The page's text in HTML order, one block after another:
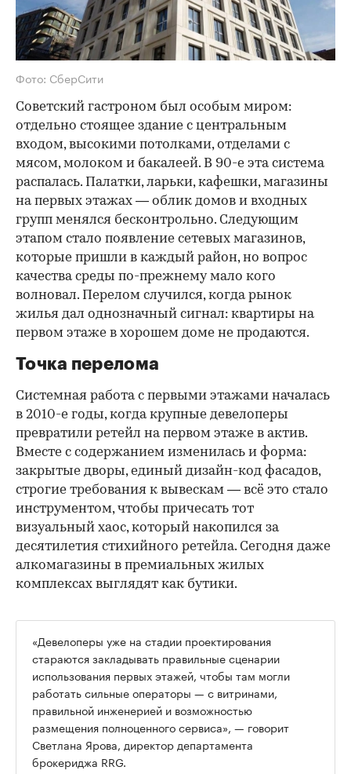
Фото: СберСити
Советский гастроном был особым миром:
отдельно стоящее здание с центральным
входом, высокими потолками, отделами с
мясом, молоком и бакалеей. В 90-е эта система
распалась. Палатки, ларьки, кафешки, магазины
на первых этажах — облик домов и входных
групп менялся бесконтрольно. Следующим
этапом стало появление сетевых магазинов,
которые пришли в каждый район, но вопрос
качества среды по-прежнему мало кого
волновал. Перелом случился, когда рынок
жилья дал однозначный сигнал: квартиры на
первом этаже в хорошем доме не продаются.
Точка перелома
Системная работа с первыми этажами началась
в 2010-е годы, когда крупные девелоперы
превратили ретейл на первом этаже в актив.
Вместе с содержанием изменилась и форма:
закрытые дворы, единый дизайн-код фасадов,
строгие требования к вывескам — всё это стало
инструментом, чтобы причесать тот
визуальный хаос, который накопился за
десятилетия стихийного ретейла. Сегодня даже
алкомагазины в премиальных жилых
комплексах выглядят как бутики.
00:00
«Девелоперы уже на стадии проектирования
стараются закладывать правильные сценарии
использования первых этажей, чтобы там могли
работать сильные операторы — с витринами,
правильной инженерией и возможностью
размещения полноценного сервиса», — говорит
Светлана Ярова, директор департамента
брокериджа RRG.